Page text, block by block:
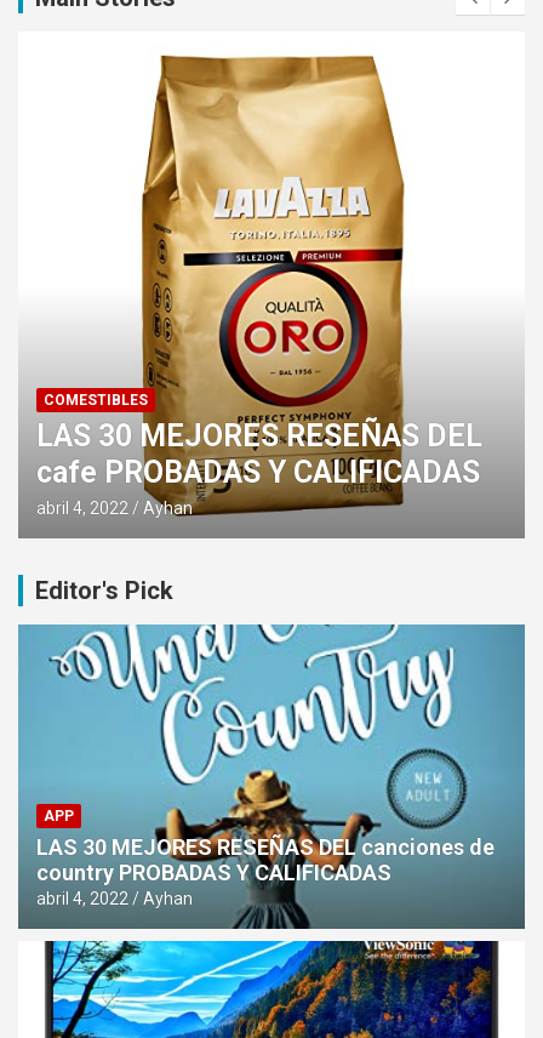
COMESTIBLES
LAS 30 MEJORES RESEÑAS DEL
cafe PROBADAS Y CALIFICADAS
abril 4, 2022 Ayhan
Editor's Pick
APP
LAS 30 MEJORES RESEÑAS DEL canciones de
country PROBADAS Y CALIFICADAS
abril 4, 2022 Ayhan